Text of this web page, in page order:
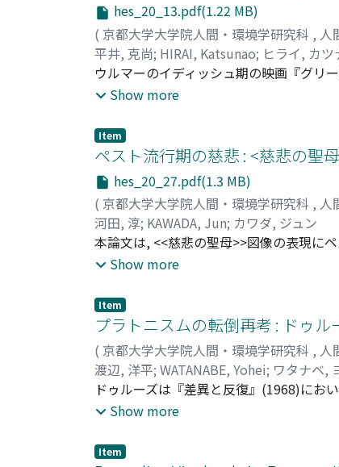
hes_20_13.pdf(1.22 MB)
( 京都大学大学院人間・環境学研究科 , 人
平井, 克尚; HIRAI, Katsunao; ヒライ, カツ
ウルマーのイディッシュ期の映画『グリ
クスト的側面の差異がさして意識される
ノリティの文化的共同性を単に補強する
になるであろう. 最初に, この期の映画を
次に, この期のウルマーの映画『グリー
(III). 最期に, この映画のフィルム・テクス
Show more
Item
ペスト流行期の慈悲 : <慈悲の聖
hes_20_27.pdf(1.3 MB)
( 京都大学大学院人間・環境学研究科 , 人
河田, 淳; KAWADA, Jun; カワダ, ジュン
本論文は, <<慈悲の聖母>>図像の表現に
をマントで覆うマリアを表わしたもので,
象徴している点を示した. 第二章では, こ
びとを執りなす仲裁者として信仰された
ストの矢を受けて倒れている人びとがい
の<<慈悲の聖母>>図像には, 慈悲が信仰
Show more
Item
プラトニスムの転倒再考 : ドゥ
( 京都大学大学院人間・環境学研究科 , 人
渡辺, 洋平; WATANABE, Yohei; ワタナベ,
ドゥルーズは『差異と反復』(1968)にお
取りも直さず, 自らの哲学がプラトニス
範な意義を持っているように思われる.
Show more
Item